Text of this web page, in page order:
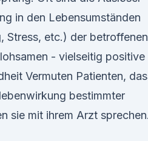
in den Lebensumständen
Stress, etc.) der betroffenen
- vielseitig positive
Vermuten Patienten,
bestimmter
sie mit ihrem Arzt